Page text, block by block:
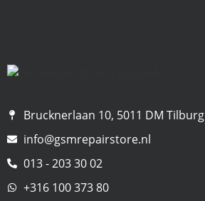
Brucknerlaan 10, 5011 DM Tilburg
info@gsmrepairstore.nl
013 - 203 30 02
+316 100 373 80